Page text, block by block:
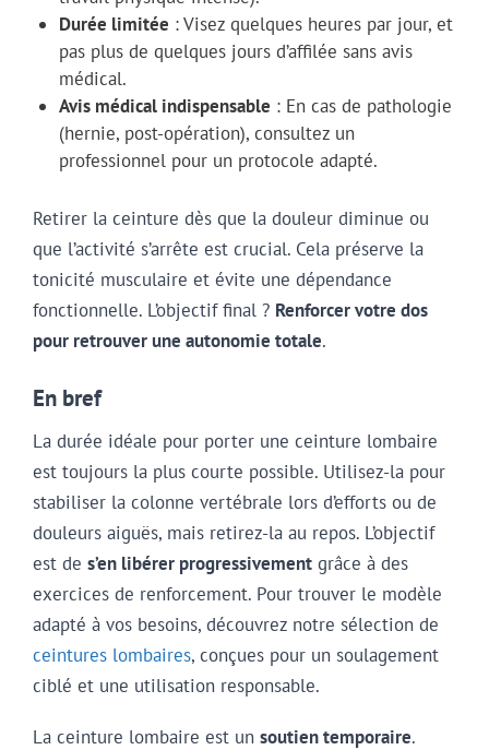
Durée limitée : Visez quelques heures par jour, et
pas plus de quelques jours d’affilée sans avis
médical.
Avis médical indispensable : En cas de pathologie
(hernie, post-opération), consultez un
professionnel pour un protocole adapté.
Retirer la ceinture dès que la douleur diminue ou
que l’activité s’arrête est crucial. Cela préserve la
tonicité musculaire et évite une dépendance
fonctionnelle. L’objectif final ? Renforcer votre dos
pour retrouver une autonomie totale.
En bref
La durée idéale pour porter une ceinture lombaire
est toujours la plus courte possible. Utilisez-la pour
stabiliser la colonne vertébrale lors d’efforts ou de
douleurs aiguës, mais retirez-la au repos. L’objectif
est de s’en libérer progressivement grâce à des
exercices de renforcement. Pour trouver le modèle
adapté à vos besoins, découvrez notre sélection de
ceintures lombaires, conçues pour un soulagement
ciblé et une utilisation responsable.
La ceinture lombaire est un soutien temporaire.